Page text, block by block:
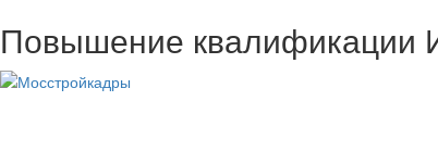
Повышение квалификации